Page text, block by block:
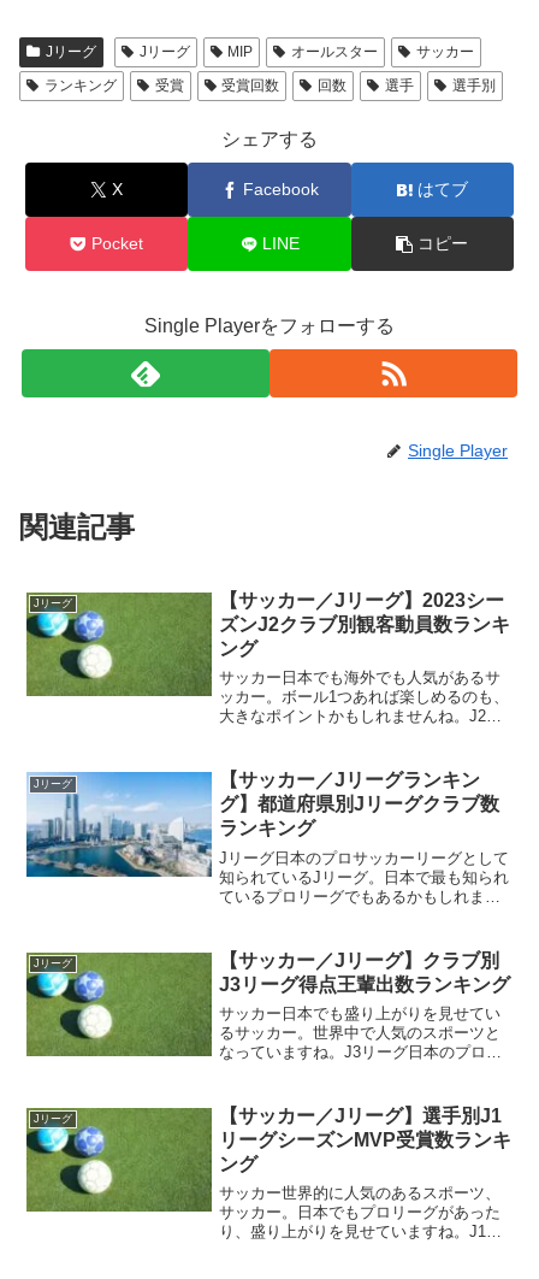
Jリーグ Jリーグ MIP オールスター
サッカー
ランキング
受賞 受賞回数 回数 選手 選手別
シェアする
X Facebook はてブ
Pocket LINE コピー
Single Playerをフォローする
Single Player
関連記事
Jリーグ
【サッカー／Jリーグ】2023シー
ズンJ2クラブ別観客動員数ランキ
ング
サッカー日本でも海外でも人気があるサ
ッカー。ボール1つあれば楽しめるのも、
大きなポイントかもしれませんね。J2リ
るのがJリーグ。ご存じの通り日本のプロ
サッカーリーグであ...
Jリーグ
【サッカー／Jリーグランキン
グ】都道府県別Jリーグクラブ数
ランキング
Jリーグ日本のプロサッカーリーグとして
知られているJリーグ。日本で最も知られ
ているプロリーグでもあるかもしれませ
にはホームタウンが存在しています。Jリ
ーグのクラブには...
Jリーグ
【サッカー／Jリーグ】クラブ別
J3リーグ得点王輩出数ランキング
サッカー日本でも盛り上がりを見せてい
るサッカー。世界中で人気のスポーツと
なっていますね。J3リーグ日本のプロサ
参加クラブが増えて現在では3つのリーグ
が設立するほどとな...
Jリーグ
【サッカー／Jリーグ】選手別J1
リーグシーズンMVP受賞数ランキ
ング
サッカー世界的に人気のあるスポーツ、
サッカー。日本でもプロリーグがあった
り、盛り上がりを見せていますね。J1リ